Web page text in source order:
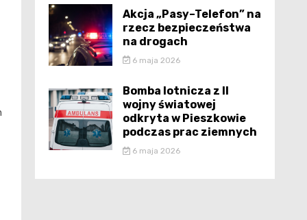
Akcja „Pasy–Telefon” na
rzecz bezpieczeństwa
na drogach
6 maja 2026
Bomba lotnicza z II
wojny światowej
odkryta w Pieszkowie
podczas prac ziemnych
6 maja 2026